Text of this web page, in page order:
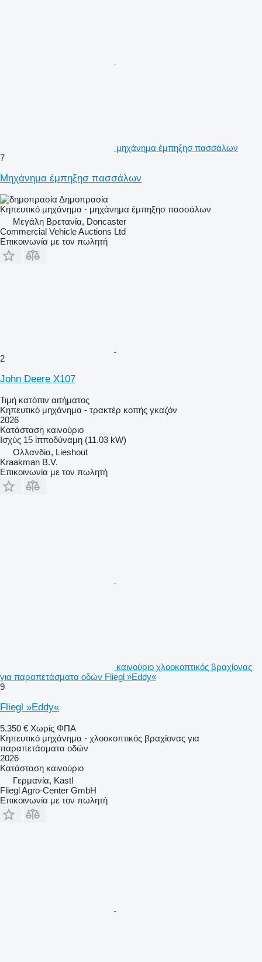
μηχάνημα έμπηξησ πασσάλων
7
Μηχάνημα έμπηξησ πασσάλων
Δημοπρασία
Κηπευτικό μηχάνημα - μηχάνημα έμπηξησ πασσάλων
Μεγάλη Βρετανία, Doncaster
Commercial Vehicle Auctions Ltd
Επικοινωνία με τον πωλητή
2
John Deere X107
Τιμή κατόπιν αιτήματος
Κηπευτικό μηχάνημα - τρακτέρ κοπής γκαζόν
2026
Κατάσταση καινούριο
Ισχύς 15 ίπποδύναμη (11.03 kW)
Ολλανδία, Lieshout
Kraakman B.V.
Επικοινωνία με τον πωλητή
καινούριο χλοοκοπτικός βραχίονας
για παραπετάσματα οδών Fliegl »Eddy«
9
Fliegl »Eddy«
5.350 € Χωρίς ΦΠΑ
Κηπευτικό μηχάνημα - χλοοκοπτικός βραχίονας για
παραπετάσματα οδών
2026
Κατάσταση καινούριο
Γερμανία, Kastl
Fliegl Agro-Center GmbH
Επικοινωνία με τον πωλητή